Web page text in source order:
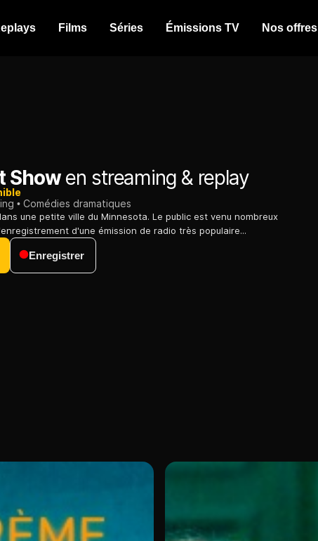
Films Séries Émissions TV Nos offres
Showen streaming & replay
Comédies dramatiques
une petite ville du Minnesota. Le public est venu nombreux
d'une émission de radio très populaire...
Enregistrer